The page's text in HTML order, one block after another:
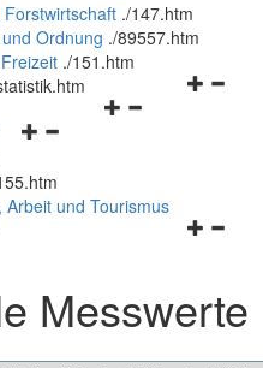
./147.htm
Ordnung ./89557.htm
./151.htm
Navigationsmenü
Navigationsmenü
und
schließen
schließen
Arbeit und Tourismus
Messwerte